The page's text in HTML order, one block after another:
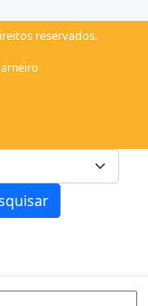
reservados.